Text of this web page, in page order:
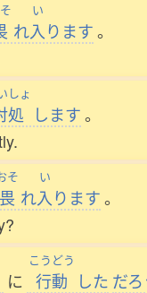
れ
い
入 ります。
しょ
処 します。
そ
畏 れ
い
入 ります。
に
こうどう
行動 した だろ